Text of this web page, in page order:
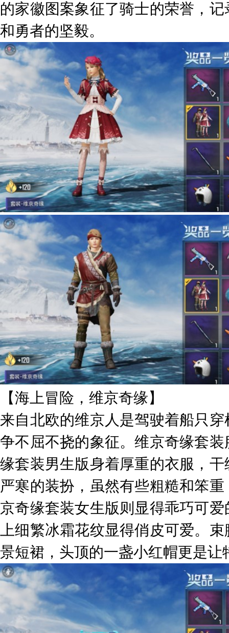
的家徽图案象征了骑士的荣誉，
和勇者的坚毅。
【海上冒险，维京奇缘】
来自北欧的维京人是驾驶着船只
争不屈不挠的象征。维京奇缘套
缘套装男生版身着厚重的衣服，
严寒的装扮，虽然有些粗糙和笨
京奇缘套装女生版则显得乖巧可
上细繁冰霜花纹显得俏皮可爱。
景短裙，头顶的一盏小红帽更是